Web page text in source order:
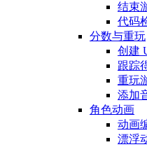
结束
代码
分数与重玩
创建
跟踪
重玩
添加
角色动画
动画
漂浮